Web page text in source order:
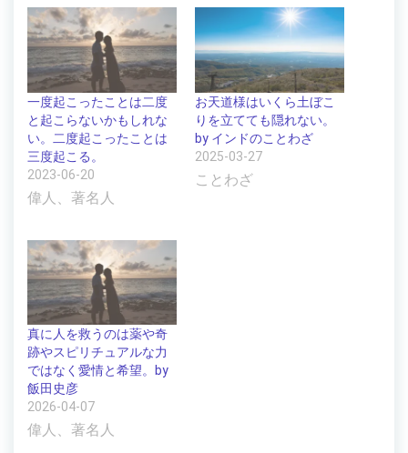
一度起こったことは二度
と起こらないかもしれな
い。二度起こったことは
三度起こる。
2023-06-20
偉人、著名人
お天道様はいくら土ぼこ
りを立てても隠れない。
by インドのことわざ
2025-03-27
ことわざ
真に人を救うのは薬や奇
跡やスピリチュアルな力
ではなく愛情と希望。by
飯田史彦
2026-04-07
偉人、著名人